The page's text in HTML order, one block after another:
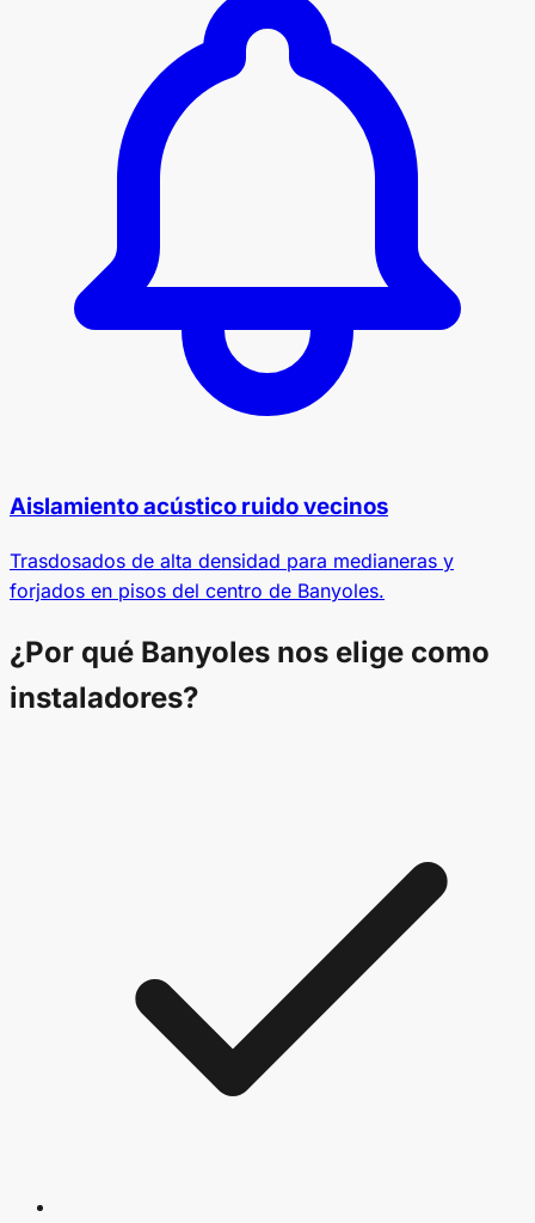
Aislamiento acústico ruido vecinos
Trasdosados de alta densidad para medianeras y
forjados en pisos del centro de Banyoles.
¿Por qué Banyoles nos elige como
instaladores?